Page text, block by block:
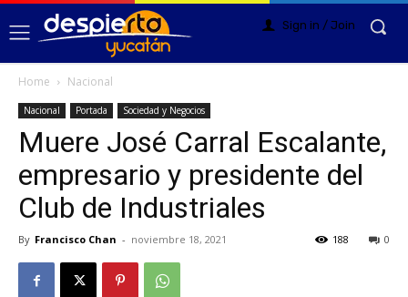
Sign in / Join
Home Nacional
Nacional Portada Sociedad y Negocios
Muere José Carral Escalante,
empresario y presidente del
Club de Industriales
By Francisco Chan - noviembre 18, 2021 0
188